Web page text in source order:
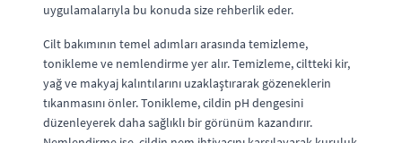
uygulamalarıyla bu konuda size rehberlik eder.
Cilt bakımının temel adımları arasında temizleme,
tonikleme ve nemlendirme yer alır. Temizleme, ciltteki kir,
yağ ve makyaj kalıntılarını uzaklaştırarak gözeneklerin
tıkanmasını önler. Tonikleme, cildin pH dengesini
düzenleyerek daha sağlıklı bir görünüm kazandırır.